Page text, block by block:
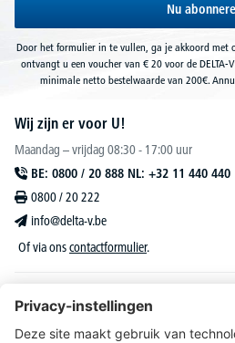
Nu
Door het formulier in te vullen, ga je akkoord met
ontvangt u een voucher van € 20 voor de DELTA-
minimale netto bestelwaarde van 200€.
Wij zijn er voor U!
Maandag – vrijdag 08:30 - 17:00 uur
BE: 0800 / 20 888 NL: +32 11 440 440
0800 / 20 222
info@delta-v.be
Of via onscontactformulier.
DELTA-V Lucas